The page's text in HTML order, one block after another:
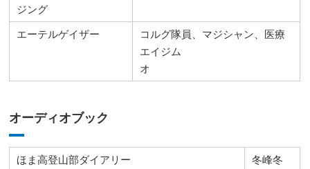
ジング
エーテルゲイザー
コルグ隊員、マジシャン、医療
エイジム
オ
オーディオブック
ほま高登山部ダイアリー
冬峰冬